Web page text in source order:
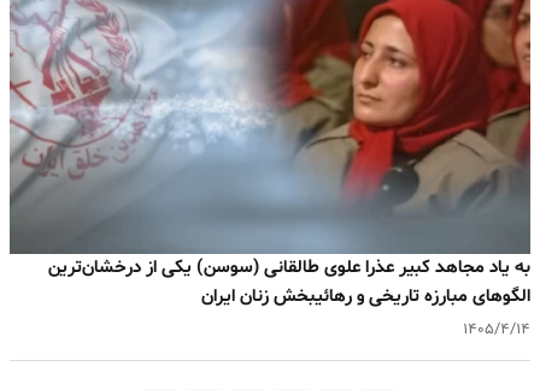
به یاد مجاهد کبیر عذرا علوی طالقانی (سوسن) یکی از درخشان‌ترین
الگوهای مبارزه تاریخی و رهائیبخش زنان ایران
۱۴۰۵/۴/۱۴